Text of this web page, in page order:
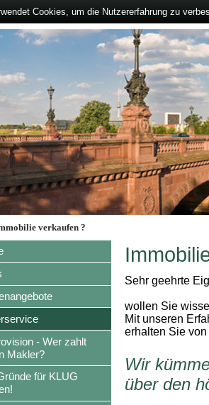
verkaufen ?
- Wer zahlt
Makler?
für KLUG
Sehr geehrte
wollen Sie
Mit unseren
erhalten Sie
Wir
über den
Cookies, um die Nutzererfahrung zu